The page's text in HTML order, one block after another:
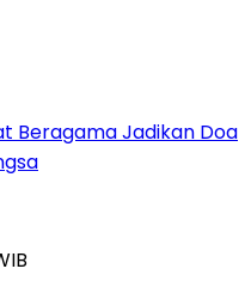
Beragama Jadikan Doa